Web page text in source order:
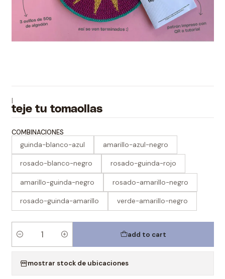
|
teje tu tomaollas
COMBINACIONES
guinda-blanco-azul
amarillo-azul-negro
rosado-blanco-negro rosado-guinda-rojo
amarillo-guinda-negro rosado-amarillo-negro
rosado-guinda-amarillo verde-amarillo-negro
Quantity
add to cart
mostrar stock de ubicaciones